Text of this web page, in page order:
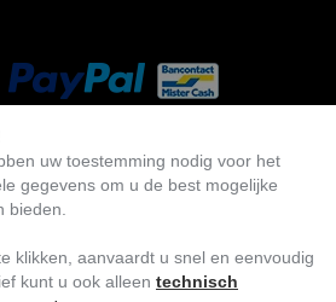
uw toestemming nodig voor het
gegevens om u de best mogelijke
bieden.
klikken, aanvaardt u snel en eenvoudig
kunt u ook alleen technisch